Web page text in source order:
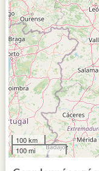
100 km
100 mi